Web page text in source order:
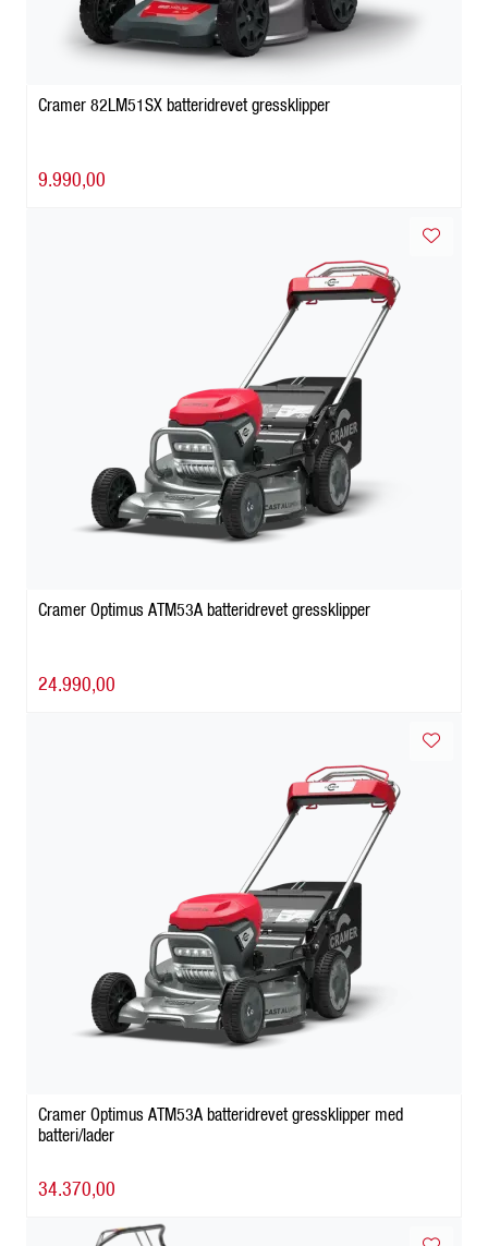
Cramer 82LM51SX batteridrevet gressklipper
9.990,00
Cramer Optimus ATM53A batteridrevet gressklipper
24.990,00
Cramer Optimus ATM53A batteridrevet gressklipper med
batteri/lader
34.370,00